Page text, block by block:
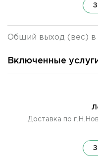
Общий выход (вес) в
Включенные
Доставка по